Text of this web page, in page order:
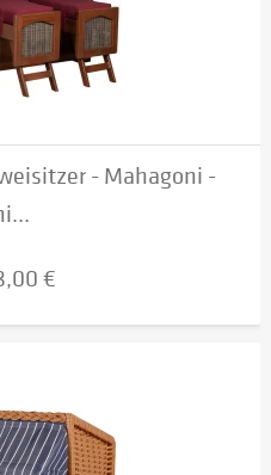
- Mahagoni -
€